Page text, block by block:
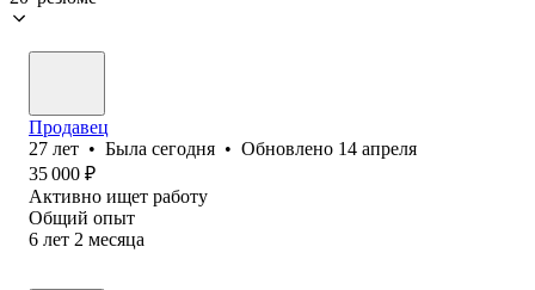
Продавец
27 лет • Была сегодня • Обновлено 14 апреля
35 000 ₽
Активно ищет работу
Общий опыт
6 лет 2 месяца